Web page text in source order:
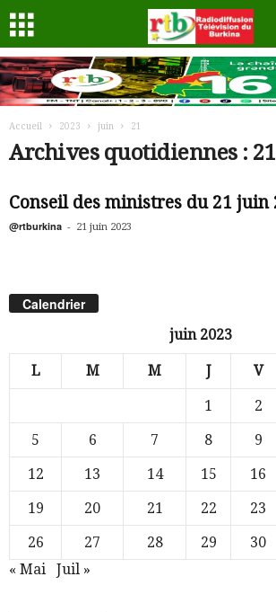
Accueil 2023 juin 21
Archives quotidiennes :
Conseil des ministres du 21 juin
@rtburkina - 21 juin 2023
Calendrier
juin 2023
L M M J V
1 2
5
6 7 8 9
12
13 14 15 16
19
20 21 22 23
26
27 28 29
30
« Mai
Juil »